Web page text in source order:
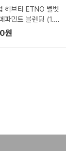
허브티 ETNO 벨벳
파민트 블렌딩 (1.5
티백) 1박스
원